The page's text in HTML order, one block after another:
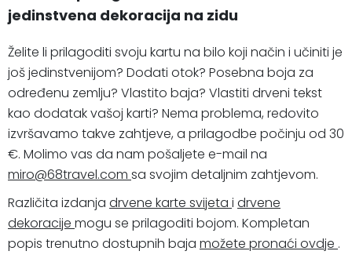
jedinstvena dekoracija na zidu
Želite li prilagoditi svoju kartu na bilo koji način i učiniti je
još jedinstvenijom? Dodati otok? Posebna boja za
određenu zemlju? Vlastito baja? Vlastiti drveni tekst
kao dodatak vašoj karti? Nema problema, redovito
izvršavamo takve zahtjeve, a prilagodbe počinju od 30
€. Molimo vas da nam pošaljete e-mail na
miro@68travel.com sa svojim detaljnim zahtjevom.
Različita izdanja drvene karte svijeta i drvene
dekoracije mogu se prilagoditi bojom. Kompletan
popis trenutno dostupnih baja možete pronaći ovdje .